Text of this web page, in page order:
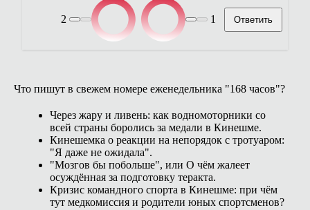
2 1 Ответить
Что пишут в свежем номере еженедельника "168 часов"?
Через жару и ливень: как водномоторники со
всей страны боролись за медали в Кинешме.
Кинешемка о реакции на непорядок с тротуаром:
"Я даже не ожидала".
"Мозгов бы побольше", или О чём жалеет
осуждённая за подготовку теракта.
Кризис командного спорта в Кинешме: при чём
тут медкомиссия и родители юных спортсменов?